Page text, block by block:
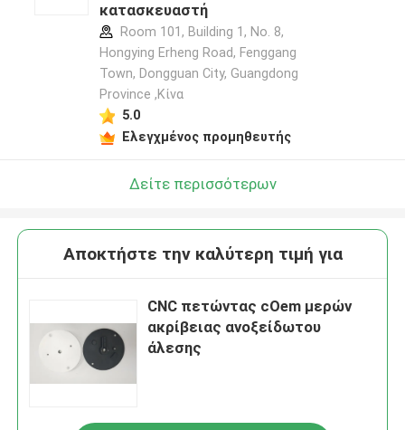
κατασκευαστή
Room 101, Building 1, No. 8,
Hongying Erheng Road, Fenggang
Town, Dongguan City, Guangdong
Province ,Κίνα
5.0
Ελεγχμένος προμηθευτής
Δείτε περισσότερων
Αποκτήστε την καλύτερη τιμή για
CNC πετώντας cOem μερών
ακρίβειας ανοξείδωτου
άλεσης